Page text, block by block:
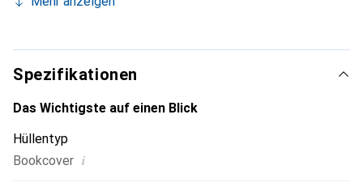
unverzichtbaren Accessoire Ihres Smartphones.
die Marke Noreve eine sichere Wahl für eine
anspruchsvolle Kundschaft.
Spezifikationen
Das Wichtigste auf einen Blick
Hüllentyp
Bookcover i